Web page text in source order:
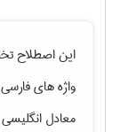
این اصطلاح
واژه های
معادل